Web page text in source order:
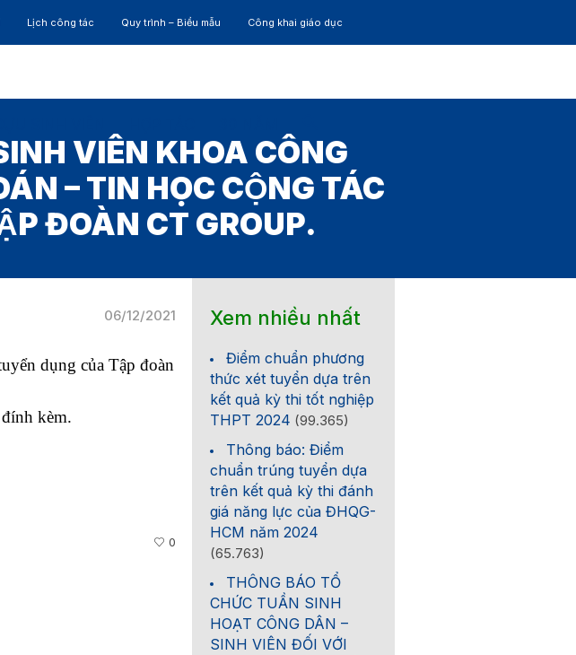
Lịch công tác Quy trình – Biểu mẫu Công khai giáo dục
VIÊN KHOA CÔNG
– TIN HỌC CỘNG TÁC
ĐOÀN CT GROUP.
06/12/2021
dụng của Tập đoàn
kèm.
0
Xem nhiều nhất
Điểm chuẩn phương
thức xét tuyển dựa trên
kết quả kỳ thi tốt nghiệp
THPT 2024 (99.365)
Thông báo: Điểm
chuẩn trúng tuyển dựa
trên kết quả kỳ thi đánh
giá năng lực của ĐHQG-
HCM năm 2024
(65.763)
THÔNG BÁO TỔ
CHỨC TUẦN SINH
HOẠT CÔNG DÂN –
SINH VIÊN ĐỐI VỚI